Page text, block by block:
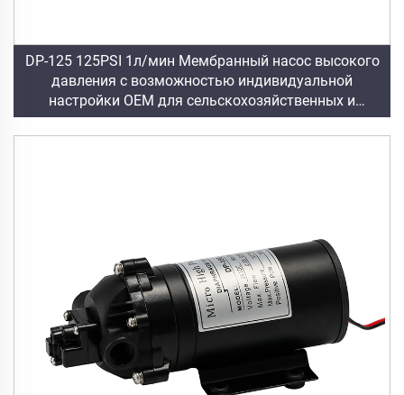
DP-125 125PSI 1л/мин Мембранный насос высокого
давления с возможностью индивидуальной
настройки OEM для сельскохозяйственных и
морских распылительных машин